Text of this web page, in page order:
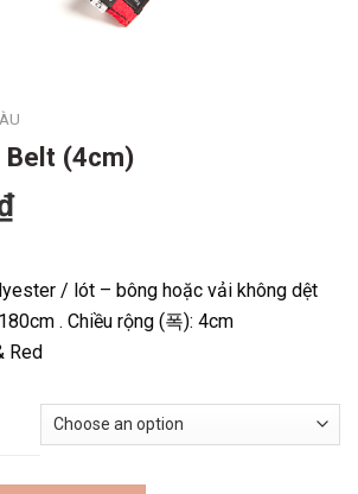
Belt (4cm)
/ lót – bông hoặc vải không dệt
. Chiều rộng (폭): 4cm
Red